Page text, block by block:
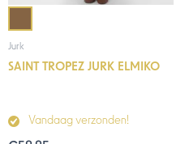
Jurk
SAINT TROPEZ JURK ELMIKO
Vandaag verzonden!